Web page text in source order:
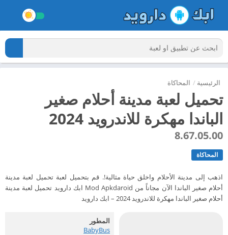
الرئيسية / المحاكاة
تحميل لعبة مدينة أحلام صغير
الباندا مهكرة للاندرويد 2024
8.67.05.00
المحاكاة
اذهب إلى مدينة الأحلام واخلق حياة مثالية!. قم بتحميل لعبة تحميل لعبة مدينة
أحلام صغير الباندا الآن مجاناً من Mod Apkdaroid ابك دارويد تحميل لعبة مدينة
أحلام صغير الباندا مهكرة للاندرويد 2024 – ابك دارويد
المطور
BabyBus‏